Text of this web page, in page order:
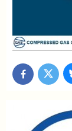
FacebookTwitter